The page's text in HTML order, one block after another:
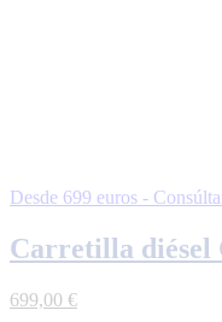
Desde 699 euros -
Carretilla diésel
699,00 €